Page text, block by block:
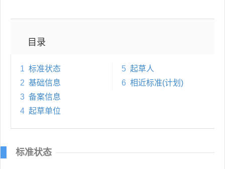
目录
1 标准状态
2 基础信息
3 备案信息
4 起草单位
5 起草人
6 相近标准(计划)
标准状态